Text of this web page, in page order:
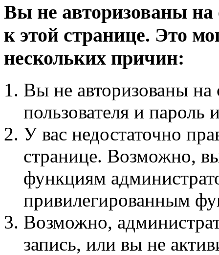
Вы не авторизованы на
к этой странице. Это
нескольких причин:
Вы не авторизованы на
пользователя и пароль
У вас недостаточно
странице. Возможно,
функциям
привилегированным
Возможно,
запись, или вы не